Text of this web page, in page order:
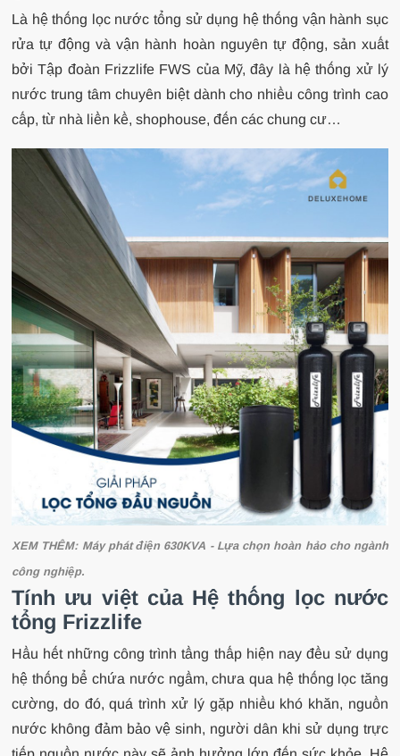
Là hệ thống lọc nước tổng sử dụng hệ thống vận hành sục
rửa tự động và vận hành hoàn nguyên tự động, sản xuất
bởi Tập đoàn Frizzlife FWS của Mỹ, đây là hệ thống xử lý
nước trung tâm chuyên biệt dành cho nhiều công trình cao
cấp, từ nhà liền kề, shophouse, đến các chung cư…
XEM THÊM: Máy phát điện 630KVA - Lựa chọn hoàn hảo cho ngành
công nghiệp.
Tính ưu việt của Hệ thống lọc nước
tổng Frizzlife
Hầu hết những công trình tầng thấp hiện nay đều sử dụng
hệ thống bể chứa nước ngầm, chưa qua hệ thống lọc tăng
cường, do đó, quá trình xử lý gặp nhiều khó khăn, nguồn
nước không đảm bảo vệ sinh, người dân khi sử dụng trực